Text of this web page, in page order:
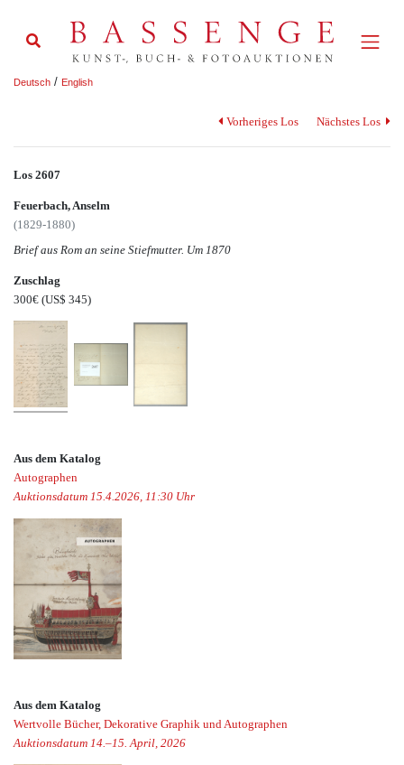
Deutsch / English
Vorheriges Los Nächstes Los
Los 2607
Feuerbach, Anselm
(1829-1880)
Brief aus Rom an seine Stiefmutter. Um 1870
Zuschlag
300€ (US$ 345)
Aus dem Katalog
Autographen
Auktionsdatum 15.4.2026, 11:30 Uhr
Aus dem Katalog
Wertvolle Bücher, Dekorative Graphik und Autographen
Auktionsdatum 14.–15. April, 2026